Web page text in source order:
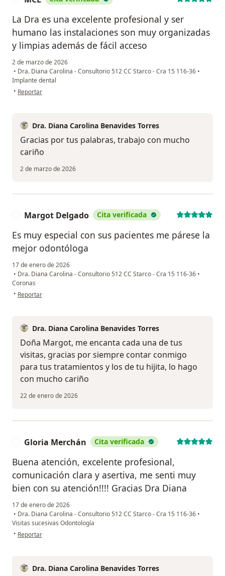
La Dra es una excelente profesional y ser
humano las instalaciones son muy organizadas
y limpias además de fácil acceso
2 de marzo de 2026
• Dra. Diana Carolina - Consultorio 512 CC Starco - Cra 15 116-36 •
Implante dental
• en opinión del usuario MCL
Reportar
Dra. Diana Carolina Benavides Torres
Gracias por tus palabras, trabajo con mucho
cariño
2 de marzo de 2026
Margot Delgado Cita verificada
Es muy especial con sus pacientes me párese la
mejor odontóloga
17 de enero de 2026
• Dra. Diana Carolina - Consultorio 512 CC Starco - Cra 15 116-36 •
Coronas
• en opinión del usuario Margot Delgado
Reportar
Dra. Diana Carolina Benavides Torres
Doña Margot, me encanta cada una de tus
visitas, gracias por siempre contar conmigo
para tus tratamientos y los de tu hijita, lo hago
con mucho cariño
22 de enero de 2026
Gloria Merchán Cita verificada
Buena atención, excelente profesional,
comunicación clara y asertiva, me senti muy
bien con su atención!!!! Gracias Dra Diana
17 de enero de 2026
• Dra. Diana Carolina - Consultorio 512 CC Starco - Cra 15 116-36 •
Visitas sucesivas Odontología
• en opinión del usuario Gloria Merchán
Reportar
Dra. Diana Carolina Benavides Torres